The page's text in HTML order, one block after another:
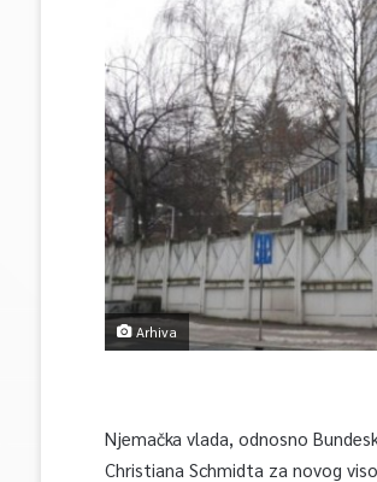
Arhiva
Njemačka vlada, odnosno
Christiana Schmidta za novog